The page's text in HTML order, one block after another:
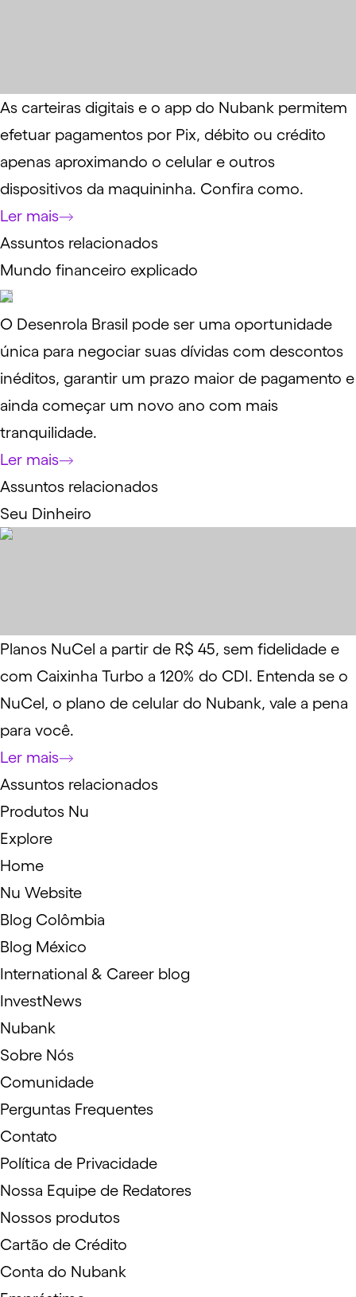
As carteiras digitais e o app do Nubank permitem
efetuar pagamentos por Pix, débito ou crédito
apenas aproximando o celular e outros
dispositivos da maquininha. Confira como.
Ler mais
Assuntos relacionados
Mundo financeiro explicado
O Desenrola Brasil pode ser uma oportunidade
única para negociar suas dívidas com descontos
inéditos, garantir um prazo maior de pagamento e
ainda começar um novo ano com mais
tranquilidade.
Ler mais
Assuntos relacionados
Seu Dinheiro
Planos NuCel a partir de R$ 45, sem fidelidade e
com Caixinha Turbo a 120% do CDI. Entenda se o
NuCel, o plano de celular do Nubank, vale a pena
para você.
Ler mais
Assuntos relacionados
Produtos Nu
Explore
Home
Nu Website
Blog Colômbia
Blog México
International & Career blog
InvestNews
Nubank
Sobre Nós
Comunidade
Perguntas Frequentes
Contato
Política de Privacidade
Nossa Equipe de Redatores
Nossos produtos
Cartão de Crédito
Conta do Nubank